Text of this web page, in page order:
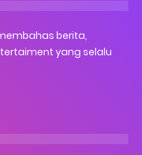
berita,
yang selalu